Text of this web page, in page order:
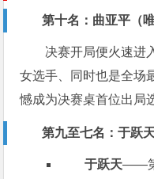
第十名：曲亚平（
决赛开局便火速进
女选手、同时也是全场
憾成为决赛桌首位出局
第九至七名：于跃
于跃天——